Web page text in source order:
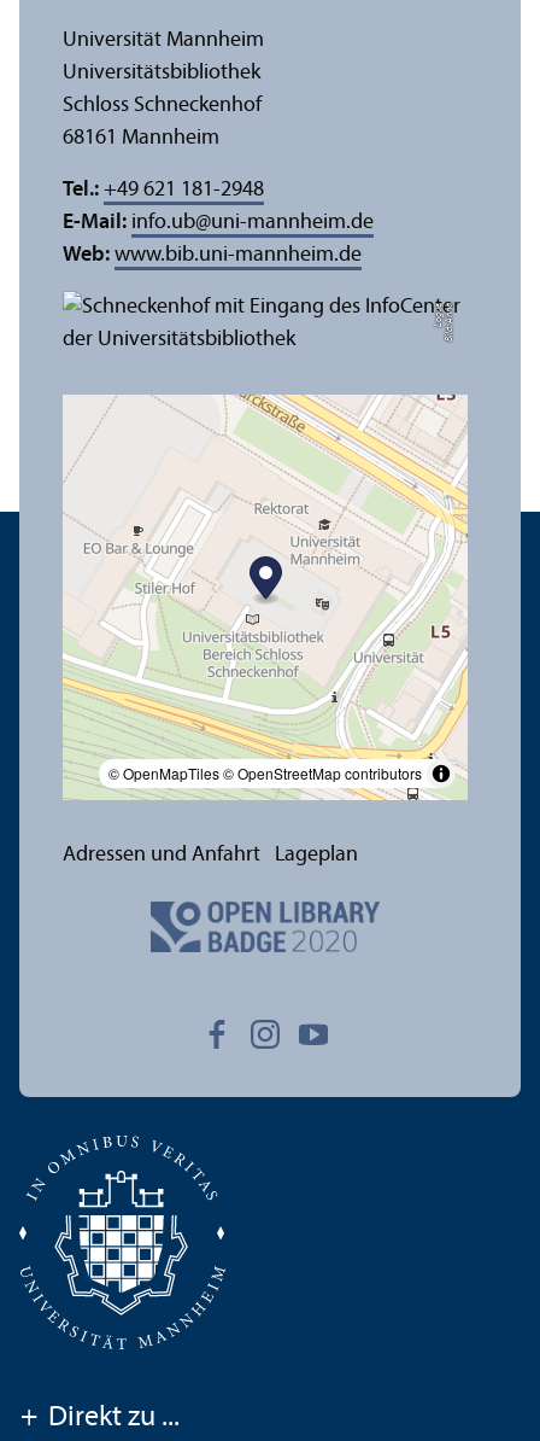
Bil
d:
A
n
n
a
L
o
g
u
e
© OpenMapTiles© OpenStreetMap contributors
Universität Mannheim
Universitäts­bibliothek
Schloss Schneckenhof
68161 Mannheim
Tel.: +49 621 181-2948
E-Mail: info.ub@uni-mannheim.de
Web: www.bib.uni-mannheim.de
Adressen und Anfahrt Lageplan
+ Direkt zu ...